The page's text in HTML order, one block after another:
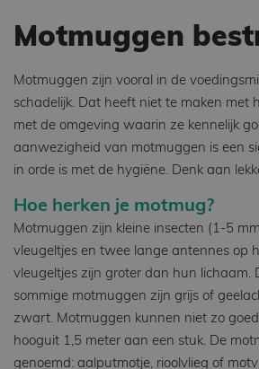
Motmuggen
Motmuggen zijn vooral in de
schadelijk. Dat heeft niet te maken met
met de omgeving waarin ze kennelijk
aanwezigheid van motmuggen is een
in orde is met de hygiëne. Denk aan
Hoe herken je motmug?
Motmuggen zijn kleine insecten (1-5
vleugeltjes en twee lange antennes op
vleugeltjes zijn groter dan hun lichaam.
sommige motmuggen zijn grijs of
zwart. Motmuggen kunnen niet zo
hooguit 1,5 meter aan een stuk. De
genoemd: aalputmotje, rioolvlieg of